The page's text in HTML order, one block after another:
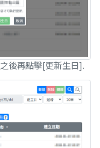
後再點擊[更新生日].